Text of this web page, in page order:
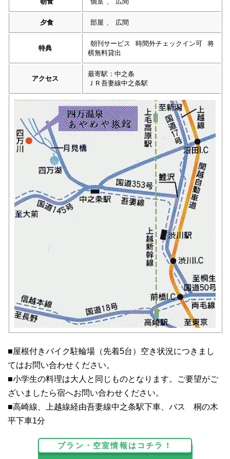
夕食 部屋 、 広間
特典
朝刊サービス 時間外チェックイン可
将
棋無料貸出
アクセス
最寄駅：中之条
ＪＲ吾妻線中之条駅
■屋根付きバイク駐輪場（先着5台）空き状況につきまし
てはお問い合わせください。
■小学生の料理は大人と同じものとなります。ご要望がご
ざいましたら宿へお問い合わせください。
■高崎線、上越線経由吾妻線中之条駅下車、バス 桐の木
平下車1分
プラン・空室情報はコチラ！